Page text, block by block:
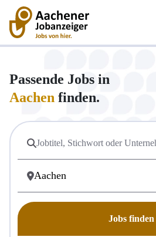
Passende Jobs in
Aachen finden.
Jobs finden